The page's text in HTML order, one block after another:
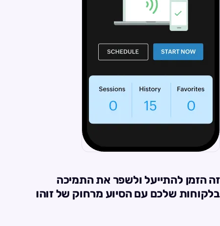
זה הזמן להתייעל ולשפר את התמיכה
בלקוחות שלכם עם הסיוע מרחוק של זוהו